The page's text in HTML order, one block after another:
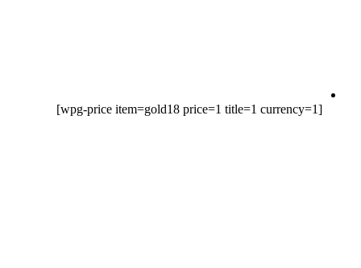
[wpg-price item=gold18 price=1 title=1 currency=1]